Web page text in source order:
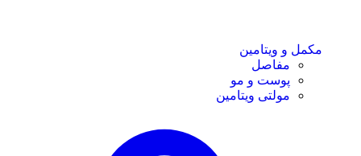
مکمل و ویتامین
مفاصل
پوست و مو
مولتی ویتامین